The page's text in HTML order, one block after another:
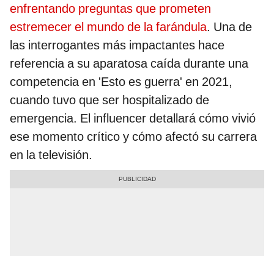
enfrentando preguntas que prometen
estremecer el mundo de la farándula. Una de
las interrogantes más impactantes hace
referencia a su aparatosa caída durante una
competencia en 'Esto es guerra' en 2021,
cuando tuvo que ser hospitalizado de
emergencia. El influencer detallará cómo vivió
ese momento crítico y cómo afectó su carrera
en la televisión.